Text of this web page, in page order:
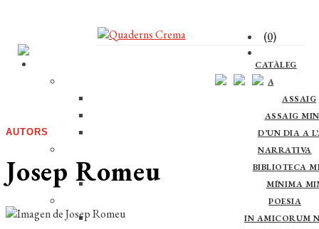
(0)
CATÀLEG
ASSAIG
ASSAIG
ASSAIG
D’UN DIA A
NARRATIVA
BIBLIOTECA
MÍNIMA
POESIA
IN AMICORUM
AUTORS
Josep Romeu